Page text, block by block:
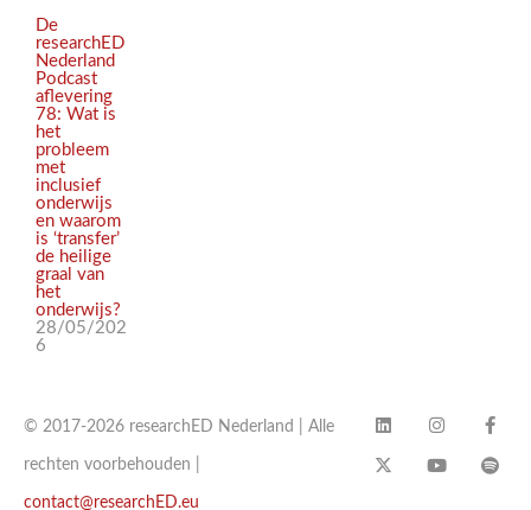
De
researchED
Nederland
Podcast
aflevering
78: Wat is
het
probleem
met
inclusief
onderwijs
en waarom
is ‘transfer’
de heilige
graal van
het
onderwijs?
28/05/202
6
© 2017-2026 researchED Nederland | Alle
rechten voorbehouden |
contact@researchED.eu